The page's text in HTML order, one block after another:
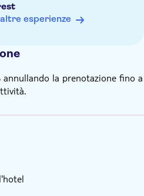
esperienze
la prenotazione fino a